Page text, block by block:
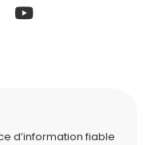
d’information fiable